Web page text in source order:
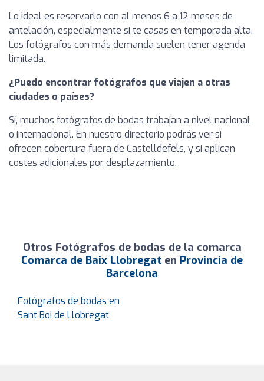
Lo ideal es reservarlo con al menos 6 a 12 meses de
antelación, especialmente si te casas en temporada alta.
Los fotógrafos con más demanda suelen tener agenda
limitada.
¿Puedo encontrar fotógrafos que viajen a otras
ciudades o países?
Sí, muchos fotógrafos de bodas trabajan a nivel nacional
o internacional. En nuestro directorio podrás ver si
ofrecen cobertura fuera de Castelldefels, y si aplican
costes adicionales por desplazamiento.
Otros Fotógrafos de bodas de la comarca
Comarca de Baix Llobregat en Provincia de
Barcelona
Fotógrafos de bodas en
Sant Boi de Llobregat